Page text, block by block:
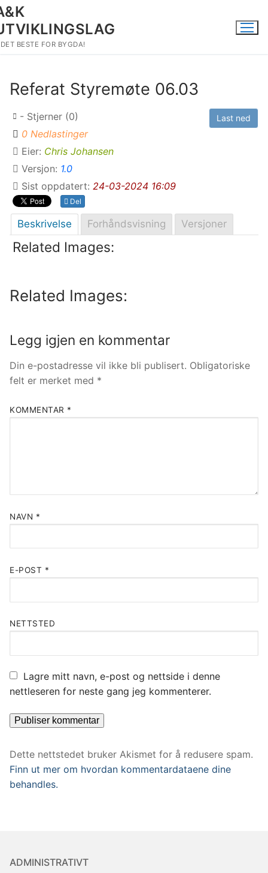
Hopp
til
innholdet
BESTE FOR BYGDA!
Referat Styremøte 06.03
Last ned
- Stjerner (0)
0 Nedlastinger
Eier: Chris Johansen
Versjon: 1.0
Sist oppdatert: 24-03-2024 16:09
Del
Beskrivelse Forhåndsvisning Versjoner
Related Images:
Related Images:
Legg igjen en kommentar
Din e-postadresse vil ikke bli publisert. Obligatoriske
felt er merket med *
KOMMENTAR *
NAVN *
E-POST *
NETTSTED
Lagre mitt navn, e-post og nettside i denne
nettleseren for neste gang jeg kommenterer.
Dette nettstedet bruker Akismet for å redusere spam.
Finn ut mer om hvordan kommentardataene dine
behandles.
ADMINISTRATIVT